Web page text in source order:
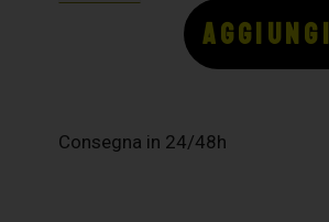
AGGIUNGI
Consegna in 24/48h